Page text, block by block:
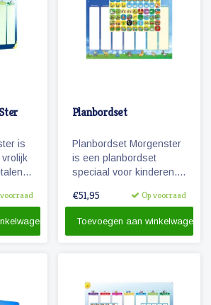
is
Planbordset
Planbordset Morgenster
is een planbordset
speciaal voor kinderen.
planbord en een
magnetische
€51,95 Op voorraad
Toevoegen aan winkelwagen